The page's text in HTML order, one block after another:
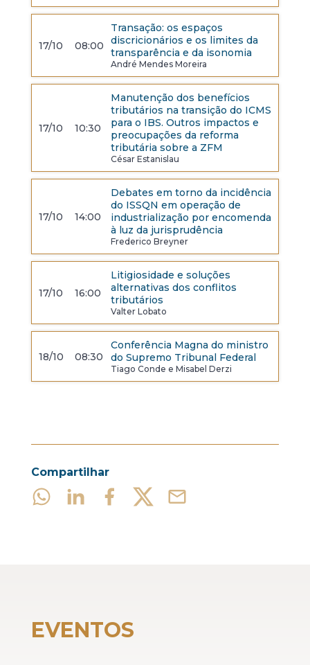
17/10 08:00
Transação: os espaços
discricionários e os limites da
transparência e da isonomia
André Mendes Moreira
17/10 10:30
Manutenção dos benefícios
tributários na transição do ICMS
para o IBS. Outros impactos e
preocupações da reforma
tributária sobre a ZFM
César Estanislau
17/10 14:00
Debates em torno da incidência
do ISSQN em operação de
industrialização por encomenda
à luz da jurisprudência
Frederico Breyner
17/10 16:00
Litigiosidade e soluções
alternativas dos conflitos
tributários
Valter Lobato
18/10 08:30
Conferência Magna do ministro
do Supremo Tribunal Federal
Tiago Conde e Misabel Derzi
Compartilhar
EVENTOS